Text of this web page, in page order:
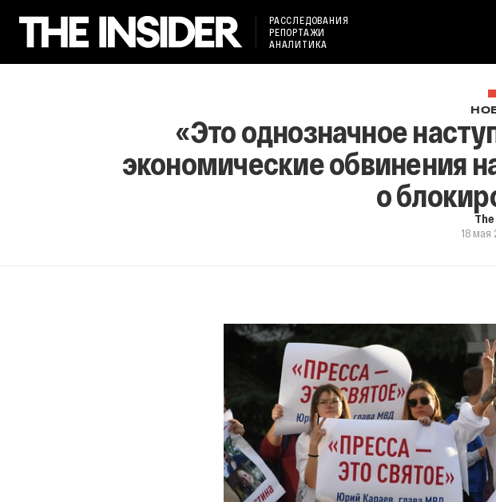
РАССЛЕДОВАНИЯ
РЕПОРТАЖИ
АНАЛИТИКА
«Это однозначное
экономические обвинения
о
18 мая